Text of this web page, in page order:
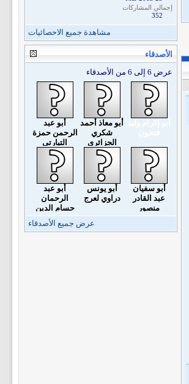
إجمالي المشاركات
352
مشاهدة جميع الاحصائيات
الأصدقاء
عرض 6 إلى 6 من الأصدقاء
أبو معاذ أحمد
شكري
الجزائري
أبو عبد
الرحمن حمزة
التيارتي
أبو سفيان
عبد القادر
منصور
أبو يونس
دراوي لعرج
أبو عبد
الرحمان
حسام الدين
موساوي
عرض جميع الأصدقاء